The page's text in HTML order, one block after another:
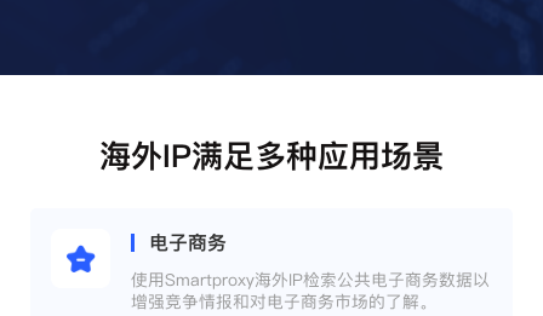
海外IP满足多种应用场景
电子商务
使用Smartproxy海外IP检索公共电子商务数据以
增强竞争情报和对电子商务市场的了解。